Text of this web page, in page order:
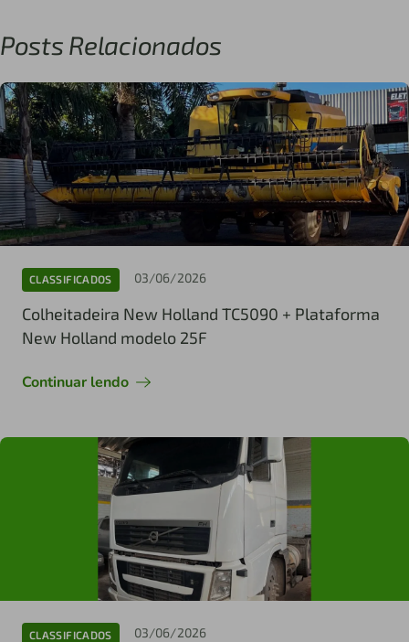
Posts Relacionados
CLASSIFICADOS 03/06/2026
Colheitadeira New Holland TC5090 + Plataforma
New Holland modelo 25F
Continuar lendo
CLASSIFICADOS 03/06/2026